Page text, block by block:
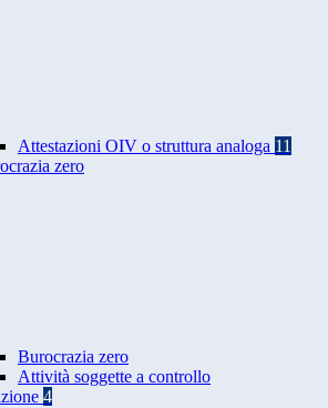
Attestazioni OIV o struttura analoga 11
zero
Burocrazia zero
Attività soggette a controllo
4